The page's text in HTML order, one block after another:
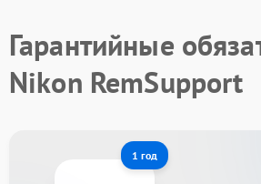
Гарантийные
Nikon RemSupport
1 год